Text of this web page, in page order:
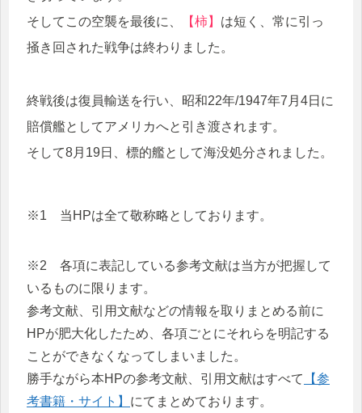
そしてこの空襲を最後に、
【柿】 は短く、常に引っ
掻き回された戦争は終わりました。
終戦後は復員輸送を行い、昭和22年/1947年7月4日に
賠償艦としてアメリカへと引き渡されます。
そして8月19日、標的艦として海没処分されました。
※1 当HPは全て敬称略としております。
※2 各項に表記している参考文献は当方が把握して
いるものに限ります。
参考文献、引用文献などの情報を取りまとめる前に
HPが肥大化したため、各項ごとにそれらを明記する
ことができなくなってしまいました。
勝手ながら本HPの参考文献、引用文献はすべて
【参
考書籍・サイト】 にてまとめております。